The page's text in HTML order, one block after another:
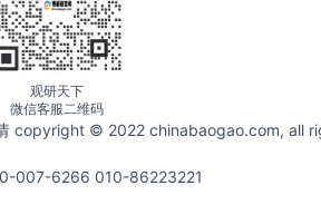
观研天下
微信客服二维码
copyright © 2022 chinabaogao.com, all
007-6266 010-86223221